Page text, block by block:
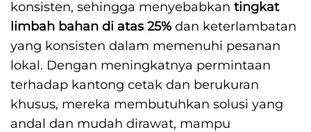
konsisten, sehingga menyebabkan tingkat
limbah bahan di atas 25% dan keterlambatan
yang konsisten dalam memenuhi pesanan
lokal. Dengan meningkatnya permintaan
terhadap kantong cetak dan berukuran
khusus, mereka membutuhkan solusi yang
andal dan mudah dirawat, mampu